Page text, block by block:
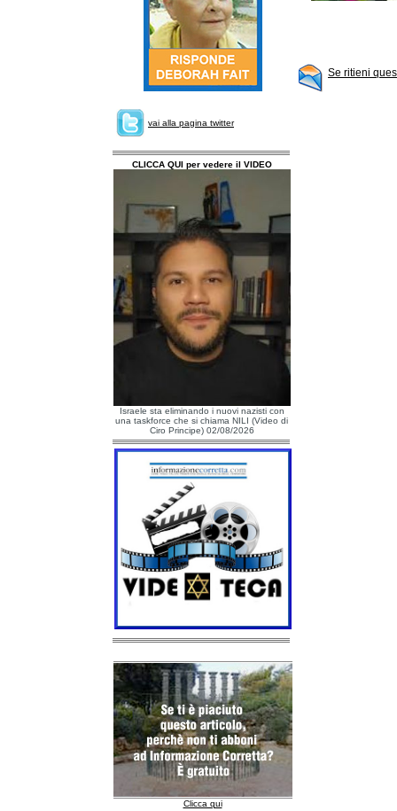
vai alla pagina twitter
CLICCA QUI per vedere il VIDEO
Israele sta eliminando i nuovi nazisti con
una taskforce che si chiama NILI (Video di
Ciro Principe) 02/08/2026
Clicca qui
Se ritieni